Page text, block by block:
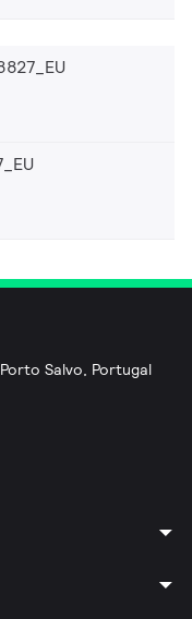
Salvo, Portugal